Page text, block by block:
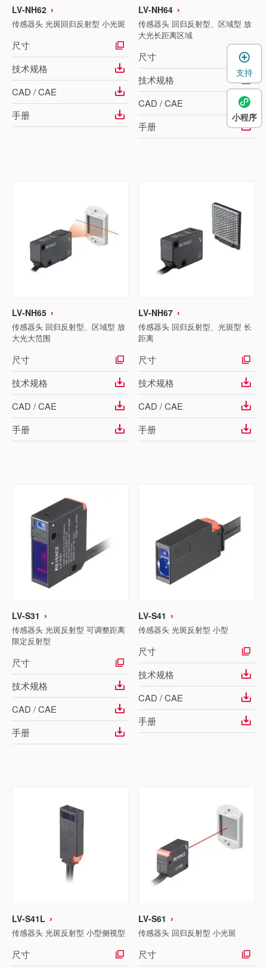
LV-NH62
传感器头 光斑回归反射型 小光斑
尺寸
技术规格
CAD / CAE
手册
LV-NH64
传感器头 回归反射型、区域型 放
大光长距离区域
尺寸
技术规格
CAD / CAE
手册
LV-NH65
传感器头 回归反射型、区域型 放
大光大范围
尺寸
技术规格
CAD / CAE
手册
LV-NH67
传感器头 回归反射型、光斑型 长
距离
尺寸
技术规格
CAD / CAE
手册
LV-S31
传感器头 光斑反射型 可调整距离
限定反射型
尺寸
技术规格
CAD / CAE
手册
LV-S41
传感器头 光斑反射型 小型
尺寸
技术规格
CAD / CAE
手册
LV-S41L
传感器头 光斑反射型 小型侧视型
尺寸
LV-S61
传感器头 回归反射型 小光斑
尺寸
支持
小程序